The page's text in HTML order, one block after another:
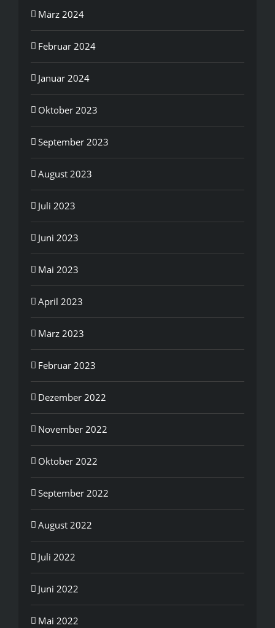
März 2024
Februar 2024
Januar 2024
Oktober 2023
September 2023
August 2023
Juli 2023
Juni 2023
Mai 2023
April 2023
März 2023
Februar 2023
Dezember 2022
November 2022
Oktober 2022
September 2022
August 2022
Juli 2022
Juni 2022
Mai 2022